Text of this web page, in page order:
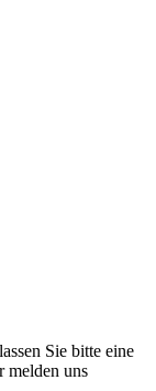
Sie bitte eine
melden uns